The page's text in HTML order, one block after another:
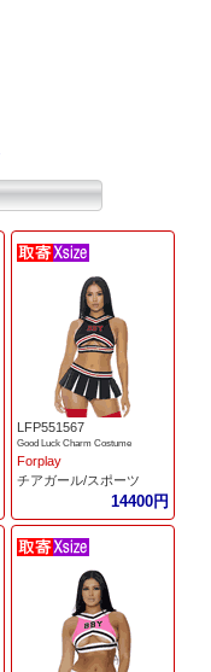
LFP551567
Good Luck Charm Costume
Forplay
チアガール/スポーツ
14400円